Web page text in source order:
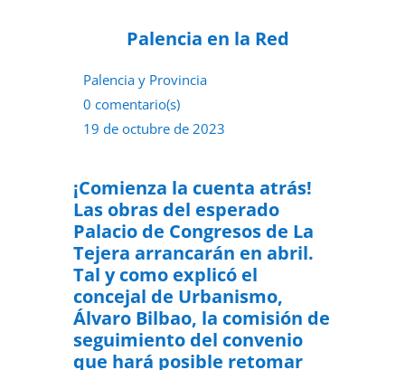
Palencia en la Red
Palencia y Provincia
0 comentario(s)
19 de octubre de 2023
¡Comienza la cuenta atrás!
Las obras del esperado
Palacio de Congresos de La
Tejera arrancarán en abril.
Tal y como explicó el
concejal de Urbanismo,
Álvaro Bilbao, la comisión de
seguimiento del convenio
que hará posible retomar